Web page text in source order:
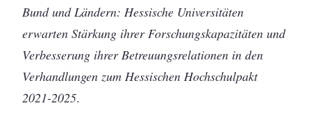
Bund und Ländern: Hessische Universitäten
erwarten Stärkung ihrer Forschungskapazitäten und
Verbesserung ihrer Betreuungsrelationen in den
Verhandlungen zum Hessischen Hochschulpakt
2021-2025.